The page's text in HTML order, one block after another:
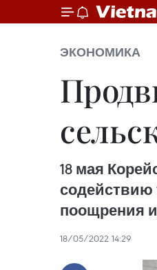
ЭКОНОМИКА
18 мая
содействию
поощрения
18/05/2022 14:29